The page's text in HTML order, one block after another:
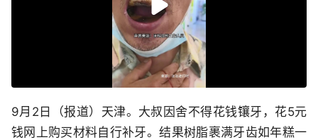
9月2日（报道）天津。大叔因舍不得花钱镶牙，花5元
钱网上购买材料自行补牙。结果树脂裹满牙齿如年糕一